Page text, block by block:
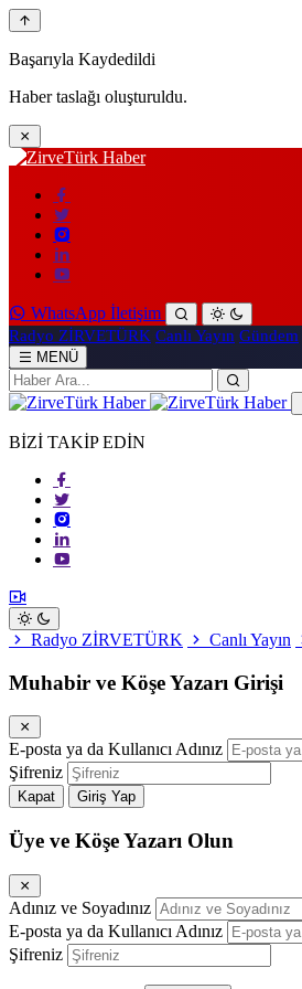
Başarıyla Kaydedildi
Haber taslağı oluşturuldu.
WhatsApp İletişim
Radyo ZİRVETÜRK Canlı Yayın Gündem
MENÜ
BİZİ TAKİP EDİN
Radyo ZİRVETÜRK Canlı Yayın
Muhabir ve Köşe Yazarı Girişi
E-posta ya da Kullanıcı Adınız
Şifreniz
Kapat Giriş Yap
Üye ve Köşe Yazarı Olun
Adınız ve Soyadınız
E-posta ya da Kullanıcı Adınız
Şifreniz